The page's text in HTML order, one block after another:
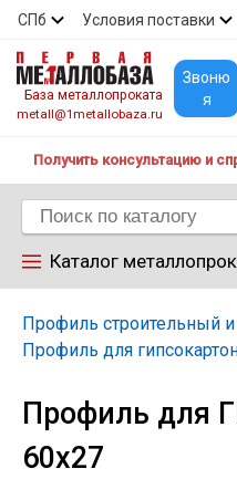
СПб Условия поставки
Скидки Прайс
База металлопроката
metall@1metallobaza.ru
Звоню
я
Получить консультацию и
Каталог
Арматура
Профиль строительный
Профиль для
Профиль для
60х27